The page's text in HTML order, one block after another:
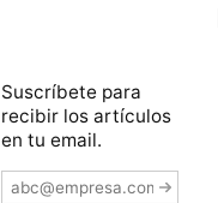
Suscríbete para
recibir los artículos
en tu email.